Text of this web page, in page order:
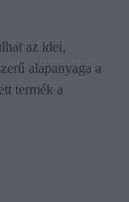
az idei,
alapanyaga a
termék a